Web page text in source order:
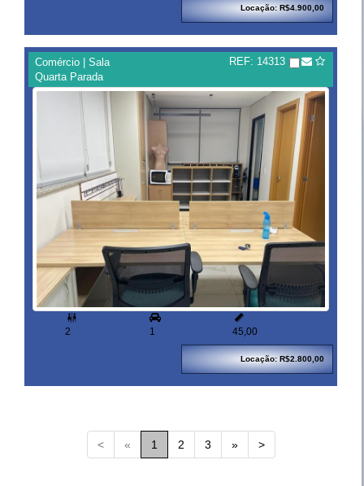
Locação: R$4.900,00
Comércio | Sala
Quarta Parada
REF: 14313

2 1

45,00
Locação: R$2.800,00
< « 1 2 3 » >